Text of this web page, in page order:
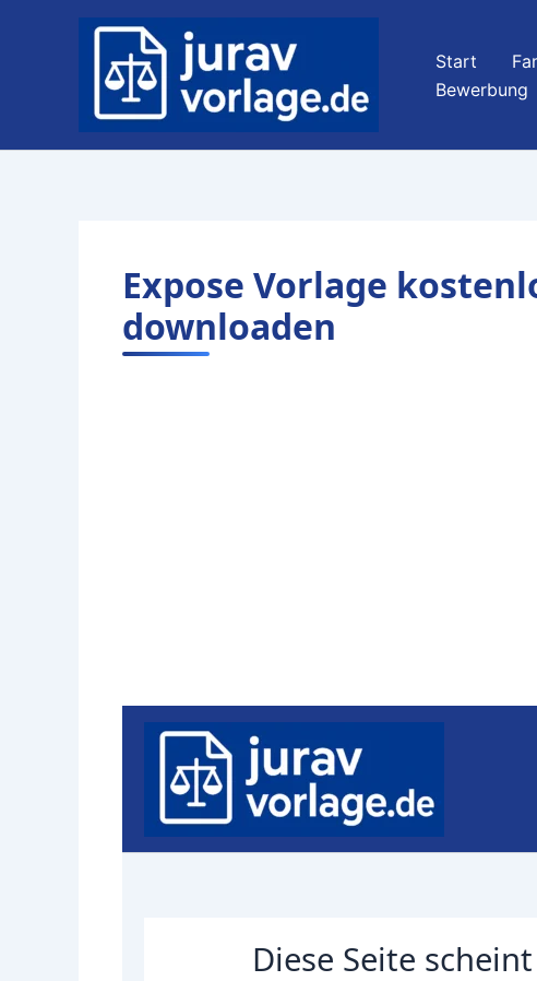
Start
Bewerbung
Expose Vorlage
downloaden